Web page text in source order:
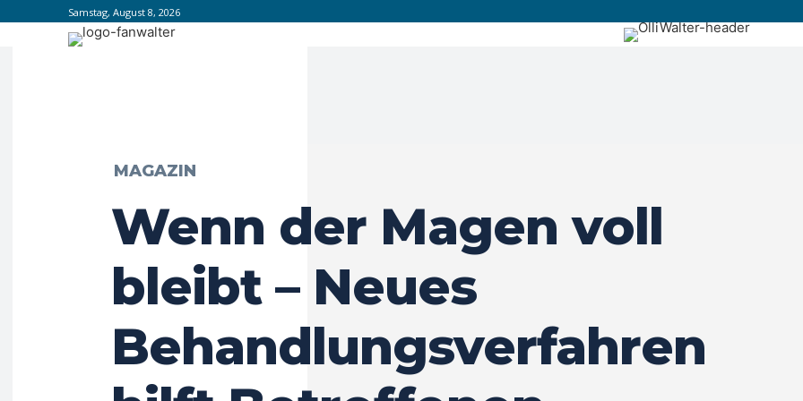
Samstag, August 8, 2026
MAGAZIN
Wenn der Magen voll
bleibt – Neues
Behandlungsverfahren